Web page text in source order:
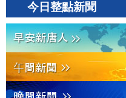
今日整點新聞